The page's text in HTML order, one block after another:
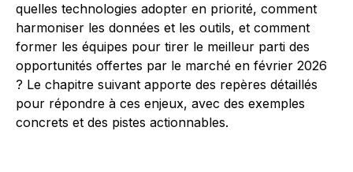
quelles technologies adopter en priorité, comment
harmoniser les données et les outils, et comment
former les équipes pour tirer le meilleur parti des
opportunités offertes par le marché en février 2026
? Le chapitre suivant apporte des repères détaillés
pour répondre à ces enjeux, avec des exemples
concrets et des pistes actionnables.